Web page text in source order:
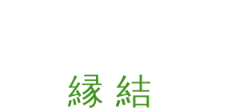
縁結